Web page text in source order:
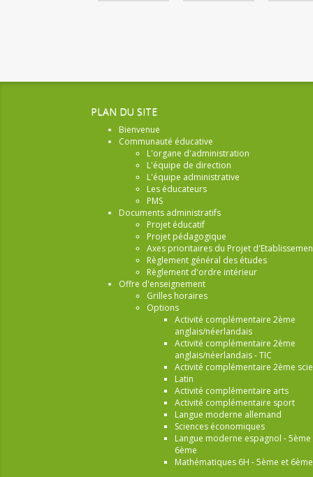
PLAN DU SITE
Bienvenue
Communauté éducative
L'organe d'administration
L'équipe de direction
L'équipe administrative
Les éducateurs
PMS
Documents administratifs
Projet éducatif
Projet pédagogique
Axes prioritaires du Projet
Règlement général des études
Règlement d'ordre intérieur
Offre d'enseignement
Grilles horaires
Options
Activité complémentaire 2ème
anglais/néerlandais
Activité complémentaire 2ème
anglais/néerlandais - TIC
Activité complémentaire 2ème
Latin
Activité complémentaire arts
Activité complémentaire sport
Langue moderne allemand
Sciences économiques
Langue moderne espagnol - 5ème
6ème
Mathématiques 6H - 5ème et 6ème